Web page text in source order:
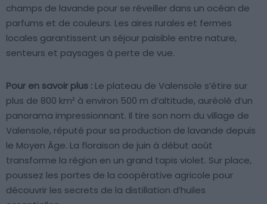
champs de lavande pour se réveiller dans un océan de
parfums et de couleurs. Les aires rurales et fermes
locales garantissent un séjour paisible entre nature,
senteurs et paysages à perte de vue.
Pour en savoir plus : Le plateau de Valensole s’étire sur
plus de 800 km² à environ 500 m d’altitude, auréolé d’un
panorama impressionnant. Il tire son nom du village de
Valensole, réputé pour sa production de lavande depuis
le Moyen Âge. La floraison de juin à début août
transforme la région en un grand tapis violet. Sur place,
poussez les portes de la coopérative agricole pour
découvrir les secrets de la distillation d’huiles